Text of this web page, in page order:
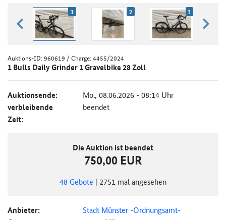
zurück blättern
1 2 3
Auktions-ID:960619 / Charge: 4455/2024
1 Bulls Daily Grinder 1 Gravelbike 28 Zoll
Auktionsende: Mo., 08.06.2026 - 08:14 Uhr
verbleibende
Zeit:
beendet
Die Auktion ist beendet
750,00 EUR
48 Gebote | 2751 mal angesehen
Anbieter: Stadt Münster -Ordnungsamt-